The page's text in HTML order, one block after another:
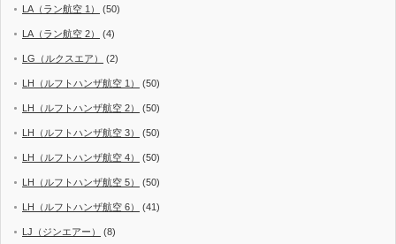
LA（ラン航空 1） (50)
LA（ラン航空 2） (4)
LG（ルクスエア） (2)
LH（ルフトハンザ航空 1） (50)
LH（ルフトハンザ航空 2） (50)
LH（ルフトハンザ航空 3） (50)
LH（ルフトハンザ航空 4） (50)
LH（ルフトハンザ航空 5） (50)
LH（ルフトハンザ航空 6） (41)
LJ（ジンエアー） (8)